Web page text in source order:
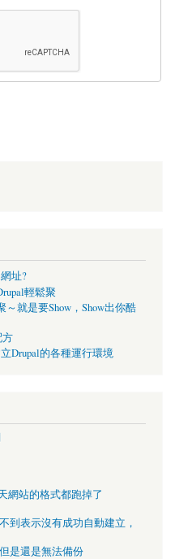
址?
輕鬆聚
～就是要Show，Show出你酷
方
Drupal的各種運行環境
網站的格式都跑掉了
到表示沒有成功自動建立，
是還是無法備份